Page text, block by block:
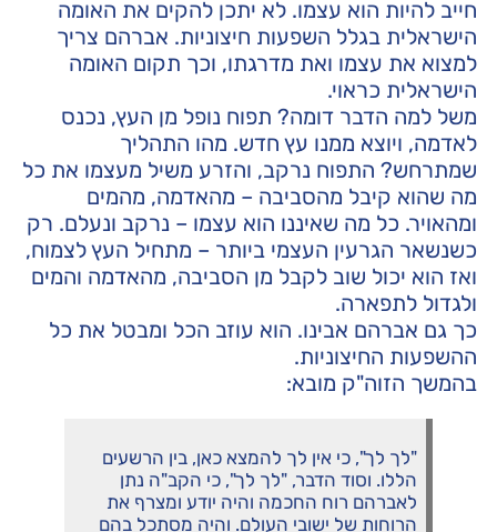
חייב להיות הוא עצמו. לא יתכן להקים את האומה
הישראלית בגלל השפעות חיצוניות. אברהם צריך
למצוא את עצמו ואת מדרגתו, וכך תקום האומה
הישראלית כראוי.
משל למה הדבר דומה? תפוח נופל מן העץ, נכנס
לאדמה, ויוצא ממנו עץ חדש. מהו התהליך
שמתרחש? התפוח נרקב, והזרע משיל מעצמו את כל
מה שהוא קיבל מהסביבה – מהאדמה, מהמים
ומהאויר. כל מה שאיננו הוא עצמו – נרקב ונעלם. רק
כשנשאר הגרעין העצמי ביותר – מתחיל העץ לצמוח,
ואז הוא יכול שוב לקבל מן הסביבה, מהאדמה והמים
ולגדול לתפארה.
כך גם אברהם אבינו. הוא עוזב הכל ומבטל את כל
ההשפעות החיצוניות.
בהמשך הזוה"ק מובא:
"לך לך", כי אין לך להמצא כאן, בין הרשעים
הללו. וסוד הדבר, "לך לך", כי הקב"ה נתן
לאברהם רוח החכמה והיה יודע ומצרף את
הרוחות של ישובי העולם. והיה מסתכל בהם